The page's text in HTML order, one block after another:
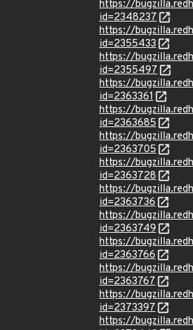
https://
id=2348237
https://
id=2355433
https://
id=2355497
https://
id=2363361
https://
id=2363685
https://
id=2363705
https://
id=2363728
https://
id=2363736
https://
id=2363749
https://
id=2363766
https://
id=2363767
https://
id=2373397
https://